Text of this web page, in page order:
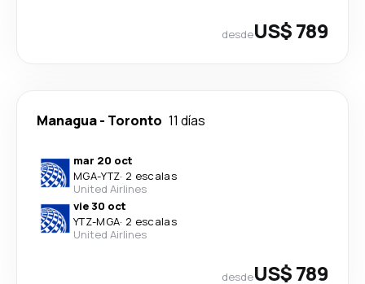
desdeUS$ 789
Managua- Toronto 11 días
mar 20 oct
MGA-YTZ· 2 escalas
United Airlines
vie 30 oct
YTZ-MGA· 2 escalas
United Airlines
desdeUS$ 789